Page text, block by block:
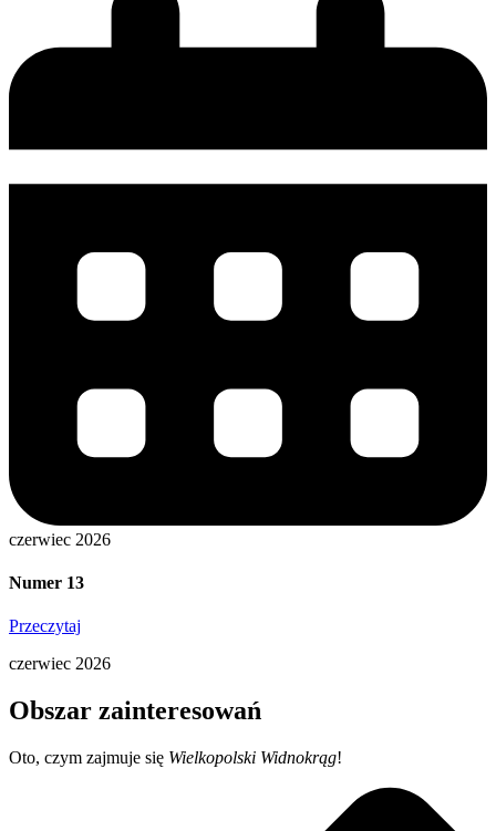
czerwiec 2026
Numer 13
Przeczytaj
czerwiec 2026
Obszar zainteresowań
Oto, czym zajmuje się Wielkopolski Widnokrąg!